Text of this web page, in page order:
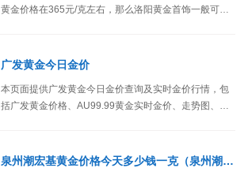
黄金价格在365元/克左右，那么洛阳黄金首饰一般可以
广发黄金今日金价
本页面提供广发黄金今日金价查询及实时金价行情，包
括广发黄金价格、AU99.99黄金实时金价、走势图、历
泉州潮宏基黄金价格今天多少钱一克（泉州潮宏基珠宝分店）